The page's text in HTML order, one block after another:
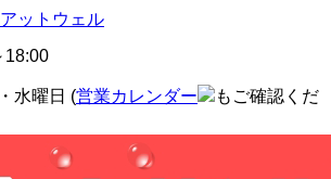
18:00
水曜日 (営業カレンダー
もご確認くだ